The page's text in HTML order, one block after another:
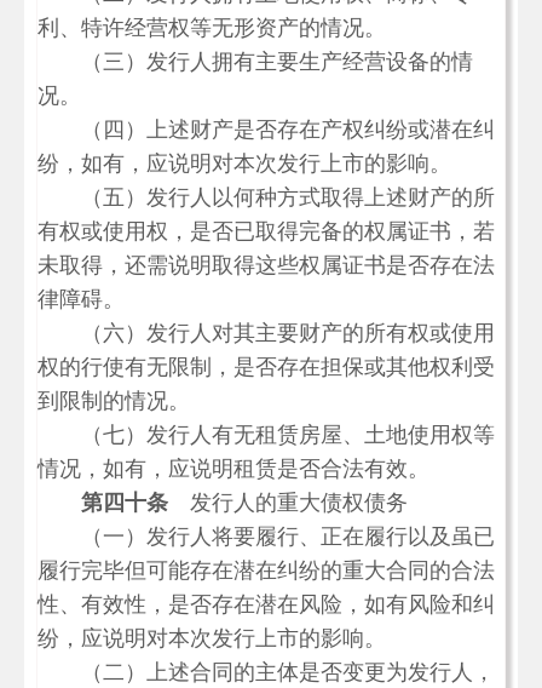
利、特许经营权等无形资产的情况。
（三）发行人拥有主要生产经营设备的情
况。
（四）上述财产是否存在产权纠纷或潜在纠
纷，如有，应说明对本次发行上市的影响。
（五）发行人以何种方式取得上述财产的所
有权或使用权，是否已取得完备的权属证书，若
未取得，还需说明取得这些权属证书是否存在法
律障碍。
（六）发行人对其主要财产的所有权或使用
权的行使有无限制，是否存在担保或其他权利受
到限制的情况。
（七）发行人有无租赁房屋、土地使用权等
情况，如有，应说明租赁是否合法有效。
第四十条 发行人的重大债权债务
（一）发行人将要履行、正在履行以及虽已
履行完毕但可能存在潜在纠纷的重大合同的合法
性、有效性，是否存在潜在风险，如有风险和纠
纷，应说明对本次发行上市的影响。
（二）上述合同的主体是否变更为发行人，